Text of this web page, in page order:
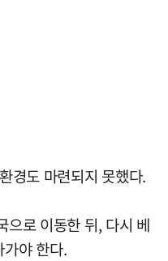
경도 마련되지 못했다.
으로 이동한 뒤, 다시 베
야 한다.